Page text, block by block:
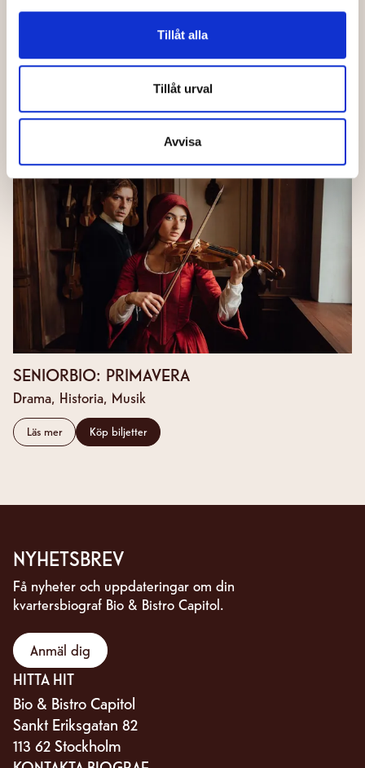
Tillåt alla
Tillåt urval
Avvisa
SENIORBIO: FRÄMLINGEN
Drama, Crime
Läs mer Köp biljetter
SENIORBIO: PRIMAVERA
Drama, Historia, Musik
Läs mer Köp biljetter
NYHETSBREV
Få nyheter och uppdateringar om din
kvartersbiograf Bio & Bistro Capitol.
Anmäl dig
HITTA HIT
Bio & Bistro Capitol
Sankt Eriksgatan 82
113 62 Stockholm